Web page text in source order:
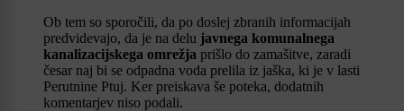
Ob tem so sporočili, da po doslej zbranih informacijah
predvidevajo, da je na delu javnega komunalnega
kanalizacijskega omrežja prišlo do zamašitve, zaradi
česar naj bi se odpadna voda prelila iz jaška, ki je v lasti
Perutnine Ptuj. Ker preiskava še poteka, dodatnih
komentarjev niso podali.